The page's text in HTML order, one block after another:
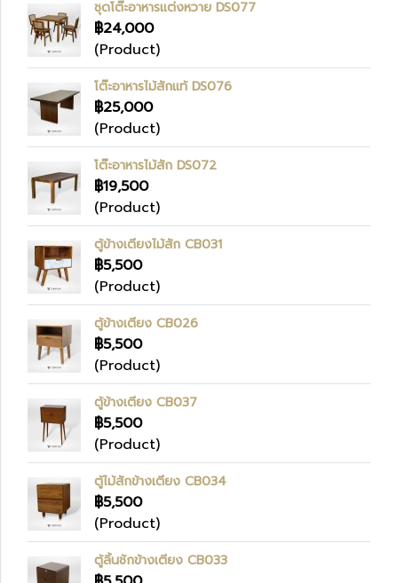
ชุดโต๊ะอาหารแต่งหวาย DS077
฿24,000
(Product)
โต๊ะอาหารไม้สักแท้ DS076
฿25,000
(Product)
โต๊ะอาหารไม้สัก DS072
฿19,500
(Product)
ตู้ข้างเตียงไม้สัก CB031
฿5,500
(Product)
ตู้ข้างเตียง CB026
฿5,500
(Product)
ตู้ข้างเตียง CB037
฿5,500
(Product)
ตู้ไม้สักข้างเตียง CB034
฿5,500
(Product)
ตู้ลิ้นชักข้างเตียง CB033